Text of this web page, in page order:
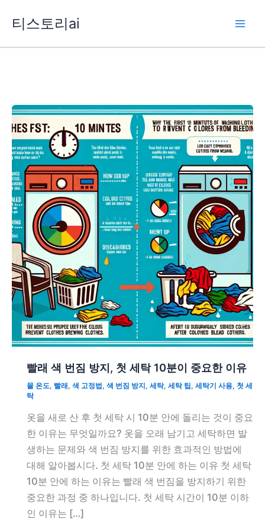
티스토리ai
빨래 색 번짐 방지, 첫 세탁 10분이 중요한 이유
물 온도, 빨래 , 색 고정법 , 색 번짐 방지 , 세탁, 세탁 팁 , 세탁기 사용, 첫 세
탁
옷을 새로 산 후 첫 세탁 시 10분 안에 돌리는 것이 중요
한 이유는 무엇일까요? 옷을 오래 남기고 세탁하면 발
생하는 문제와 색 번짐 방지를 위한 효과적인 방법에
대해 알아봅시다. 첫 세탁 10분 안에 하는 이유 첫 세탁
10분 안에 하는 이유는 빨래 색 번짐을 방지하기 위한
중요한 과정 중 하나입니다. 첫 세탁 시간이 10분 이하
인 이유는 […]